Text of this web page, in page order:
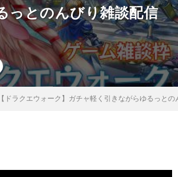
っとのんびり雑談配信
【ドラクエウォーク】ガチャ軽く引きながらゆるっと